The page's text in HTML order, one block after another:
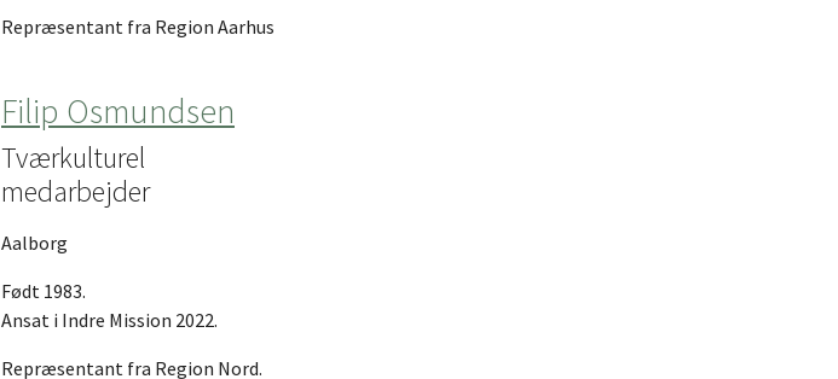
Repræsentant fra Region Aarhus
Filip Osmundsen
Tværkulturel
medarbejder
Aalborg
Født 1983.
Ansat i Indre Mission 2022.
Repræsentant fra Region Nord.